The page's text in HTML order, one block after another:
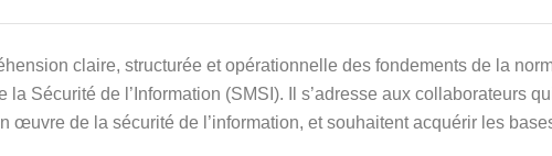
claire, structurée et opérationnelle des fondements de la
la Sécurité de l’Information (SMSI). Il s’adresse aux collaborateurs
œuvre de la sécurité de l’information, et souhaitent acquérir les